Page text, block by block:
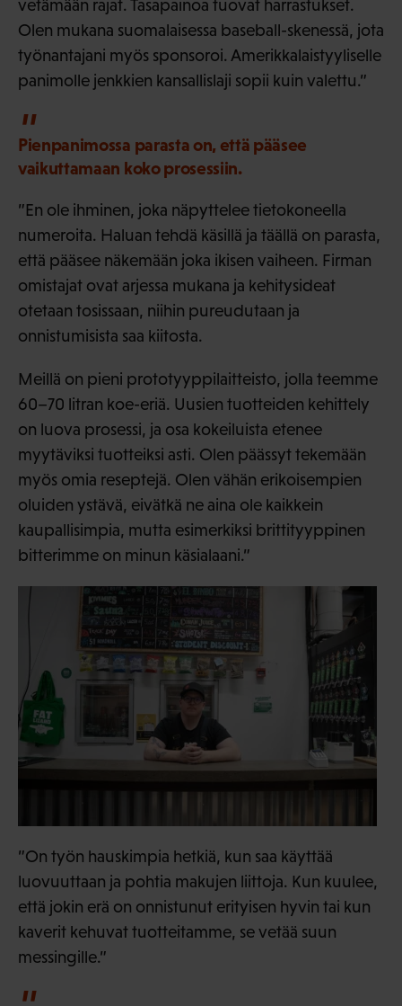
vetämään rajat. Tasapainoa tuovat harrastukset.
Olen mukana suomalaisessa baseball-skenessä, jota
työnantajani myös sponsoroi. Amerikkalaistyyliselle
panimolle jenkkien kansallislaji sopii kuin valettu.”
Pienpanimossa parasta on, että pääsee
vaikuttamaan koko prosessiin.
”En ole ihminen, joka näpyttelee tietokoneella
numeroita. Haluan tehdä käsillä ja täällä on parasta,
että pääsee näkemään joka ikisen vaiheen. Firman
omistajat ovat arjessa mukana ja kehitysideat
otetaan tosissaan, niihin pureudutaan ja
onnistumisista saa kiitosta.
Meillä on pieni prototyyppilaitteisto, jolla teemme
60–70 litran koe-eriä. Uusien tuotteiden kehittely
on luova prosessi, ja osa kokeiluista etenee
myytäviksi tuotteiksi asti. Olen päässyt tekemään
myös omia reseptejä. Olen vähän erikoisempien
oluiden ystävä, eivätkä ne aina ole kaikkein
kaupallisimpia, mutta esimerkiksi brittityyppinen
bitterimme on minun käsialaani.”
”On työn hauskimpia hetkiä, kun saa käyttää
luovuuttaan ja pohtia makujen liittoja. Kun kuulee,
että jokin erä on onnistunut erityisen hyvin tai kun
kaverit kehuvat tuotteitamme, se vetää suun
messingille.”